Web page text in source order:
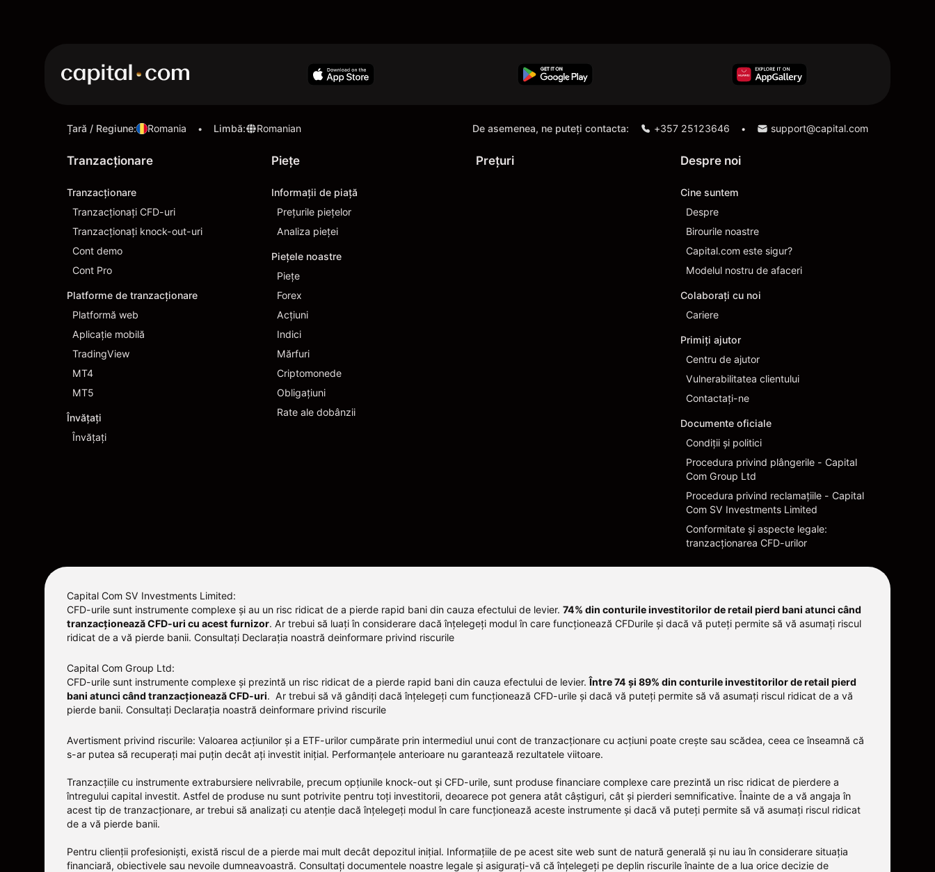
Țară / Regiune: Romania • Limbă: Romanian De asemenea, ne puteți contacta: +357 25123646 • support@capital.com
Tranzacționare
Tranzacționare
Tranzacționați CFD-uri
Tranzacționați knock-out-uri
Cont demo
Cont Pro
Platforme de tranzacționare
Platformă web
Aplicație mobilă
TradingView
MT4
MT5
Învățați
Învățați
Pieţe
Informaţii de piaţă
Prețurile piețelor
Analiza pieței
Piețele noastre
Pieţe
Forex
Acțiuni
Indici
Mărfuri
Criptomonede
Obligațiuni
Rate ale dobânzii
Prețuri Despre noi
Cine suntem
Despre
Birourile noastre
Capital.com este sigur?
Modelul nostru de afaceri
Colaborați cu noi
Cariere
Primiți ajutor
Centru de ajutor
Vulnerabilitatea clientului
Contactați-ne
Documente oficiale
Condiţii şi politici
Procedura privind plângerile - Capital
Com Group Ltd
Procedura privind reclamațiile - Capital
Com SV Investments Limited
Conformitate și aspecte legale:
tranzacționarea CFD-urilor
Capital Com SV Investments Limited:
CFD-urile sunt instrumente complexe și au un risc ridicat de a pierde rapid bani din cauza efectului de levier. 74% din conturile investitorilor de retail pierd bani atunci când
tranzacționează CFD-uri cu acest furnizor. Ar trebui să luați în considerare dacă înțelegeți modul în care funcționează CFDurile și dacă vă puteți permite să vă asumați riscul
ridicat de a vă pierde banii. Consultați Declarația noastră deinformare privind riscurile
Capital Com Group Ltd:
CFD-urile sunt instrumente complexe și prezintă un risc ridicat de a pierde rapid bani din cauza efectului de levier.Între 74 și 89% din conturile investitorilor de retail pierd
bani atunci când tranzacționează CFD-uri. Ar trebui să vă gândiți dacă înțelegeți cum funcționează CFD-urile și dacă vă puteți permite să vă asumați riscul ridicat de a vă
pierde banii. Consultați Declarația noastră deinformare privind riscurile
Avertisment privind riscurile: Valoarea acțiunilor și a ETF-urilor cumpărate prin intermediul unui cont de tranzacționare cu acțiuni poate crește sau scădea, ceea ce înseamnă că
s-ar putea să recuperați mai puțin decât ați investit inițial. Performanțele anterioare nu garantează rezultatele viitoare.
Tranzacțiile cu instrumente extrabursiere nelivrabile, precum opțiunile knock-out și CFD-urile, sunt produse financiare complexe care prezintă un risc ridicat de pierdere a
întregului capital investit. Astfel de produse nu sunt potrivite pentru toți investitorii, deoarece pot genera atât câștiguri, cât și pierderi semnificative. Înainte de a vă angaja în
acest tip de tranzacționare, ar trebui să analizați cu atenție dacă înțelegeți modul în care funcționează aceste instrumente și dacă vă puteți permite să vă asumați riscul ridicat
de a vă pierde banii.
Pentru clienții profesioniști, există riscul de a pierde mai mult decât depozitul inițial. Informațiile de pe acest site web sunt de natură generală și nu iau în considerare situația
financiară, obiectivele sau nevoile dumneavoastră. Consultați documentele noastre legale și asigurați-vă că înțelegeți pe deplin riscurile înainte de a lua orice decizie de